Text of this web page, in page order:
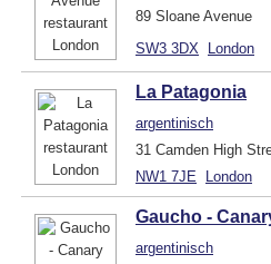
89 Sloane Avenue
SW3 3DX
London
La Patagonia
argentinisch
31 Camden High
NW1 7JE
London
Gaucho -
argentinisch